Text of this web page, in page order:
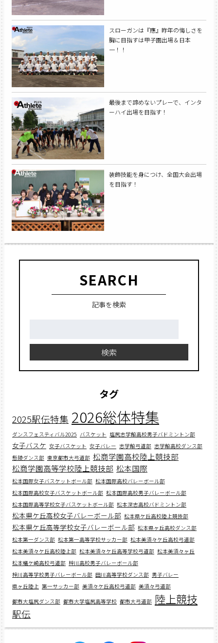
スローガンは『應』昨年の悔しさを
胸に目指すは甲子園出場＆日本
一！！
最後まで諦めないプレーで、インタ
ーハイ出場を目指す！
装飾技能を身につけ、全国大会出場
を目指す！
SEARCH
記事を検索
検索
タグ
2025駅伝特集 2026総体特集
ダンスフェスティバル2025 バスケット 塩尻志学館高校男子バドミントン部
女子バスケ 女子バスケット 女子バレー 志学館弓道部 志学館高校ダンス部
懸陵ダンス部 東京都市大弓道部 松商学園高校陸上競技部
松商学園高等学校陸上競技部 松本国際
松本国際女子バスケットボール部 松本国際高校バレーボール部
松本国際高校女子バスケットボール部 松本国際高校男子バレーボール部
松本国際高等学校女子バスケットボール部 松本深志高校バドミントン部
松本県ケ丘高校女子バレーボール部 松本県ケ丘高校陸上競技部
松本県ケ丘高等学校女子バレーボール部 松本県ヶ丘高校ダンス部
松本第一ダンス部 松本第一高等学校サッカー部 松本美須々ケ丘高校弓道部
松本美須々ケ丘高校陸上部 松本美須々ケ丘高等学校弓道部 松本美須々ヶ丘
松本蟻ケ崎高校弓道部 梓川高校男子バレーボール部
梓川高等学校男子バレーボール部 田川高等学校ダンス部 男子バレー
県ヶ丘陸上 第一サッカー部 美須々ケ丘高校弓道部 美須々弓道部
都市大塩尻ダンス部 都市大学塩尻高等学校 都市大弓道部 陸上競技
駅伝